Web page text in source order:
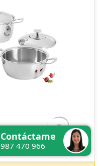
Contáctame
987 470 966